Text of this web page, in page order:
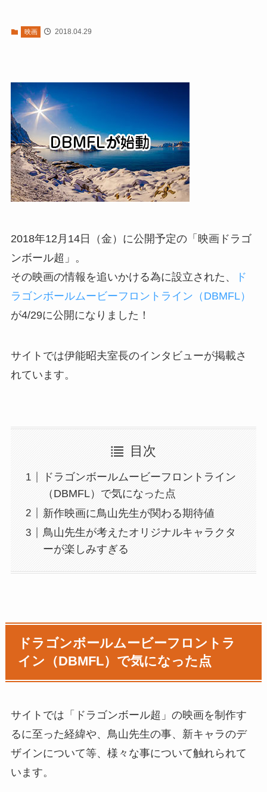
映画 2018.04.29
2018年12月14日（金）に公開予定の「映画ドラゴ
ンボール超」。
その映画の情報を追いかける為に設立された、
ド
ラゴンボールムービーフロントライン（DBMFL）
が4/29に公開になりました！
サイトでは伊能昭夫室長のインタビューが掲載さ
れています。
目次
ドラゴンボールムービーフロントライン
（DBMFL）で気になった点
新作映画に鳥山先生が関わる期待値
鳥山先生が考えたオリジナルキャラクタ
ーが楽しみすぎる
ドラゴンボールムービーフロントラ
イン（DBMFL）で気になった点
サイトでは「ドラゴンボール超」の映画を制作す
るに至った経緯や、鳥山先生の事、新キャラのデ
ザインについて等、様々な事について触れられて
います。